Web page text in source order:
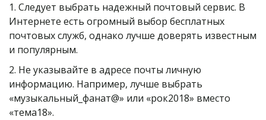
1. Следует выбрать надежный почтовый сервис. В
Интернете есть огромный выбор бесплатных
почтовых служб, однако лучше доверять известным
и популярным.
2. Не указывайте в адресе почты личную
информацию. Например, лучше выбрать
«музыкальный_фанат@» или «рок2018» вместо
«тема18».